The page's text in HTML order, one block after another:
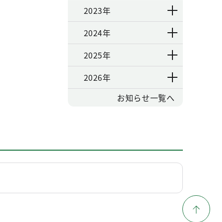
2023年
2024年
2025年
2026年
お知らせ一覧へ